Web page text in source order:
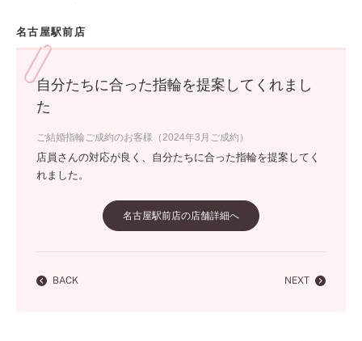
名古屋駅前店
自分たちに合った指輪を提案してくれまし
た
ご結婚指輪ご成約のお客様（2024年3月ご成約）
店員さんの対応が良く、自分たちに合った指輪を提案してく
れました。
名古屋駅前店の店舗詳細へ
BACK NEXT